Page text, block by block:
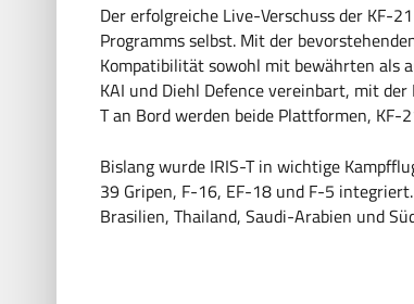
Der erfolgreiche Live-Verschuss der KF-
Programms selbst. Mit der
Kompatibilität sowohl mit bewährten als
KAI und Diehl Defence vereinbart, mit
T an Bord werden beide Plattformen,
Bislang wurde IRIS-T in wichtige
39 Gripen, F-16, EF-18 und F-5
Brasilien, Thailand, Saudi-Arabien und